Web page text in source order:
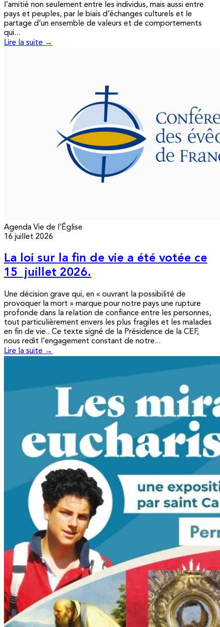
l’amitié non seulement entre les individus, mais aussi entre
pays et peuples, par le biais d’échanges culturels et le
partage d’un ensemble de valeurs et de comportements
qui...
Lire la suite →
Agenda Vie de l’Église
16 juillet 2026
La loi sur la fin de vie a été votée ce
15 juillet 2026.
Une décision grave qui, en « ouvrant la possibilité de
provoquer la mort » marque pour notre pays une rupture
profonde dans la relation de confiance entre les personnes,
tout particulièrement envers les plus fragiles et les malades
en fin de vie.. Ce texte signé de la Présidence de la CEF,
nous redit l’engagement constant de notre...
Lire la suite →